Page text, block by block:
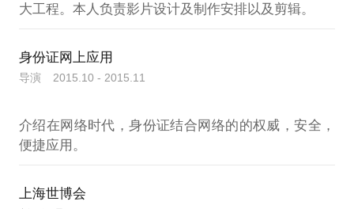
身份证网上应用
导演 2015.10 - 2015.11
介绍在网络时代，身份证结合网络的的权威，安全，
上海世博会